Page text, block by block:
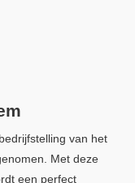
van het
Met deze
een perfect